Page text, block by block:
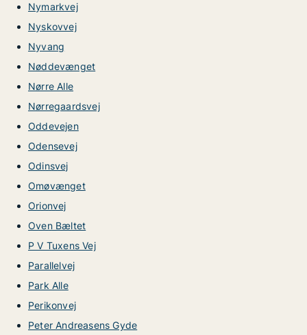
Nymarkvej
Nyskovvej
Nyvang
Nøddevænget
Nørre Alle
Nørregaardsvej
Oddevejen
Odensevej
Odinsvej
Omøvænget
Orionvej
Oven Bæltet
P V Tuxens Vej
Parallelvej
Park Alle
Perikonvej
Peter Andreasens Gyde